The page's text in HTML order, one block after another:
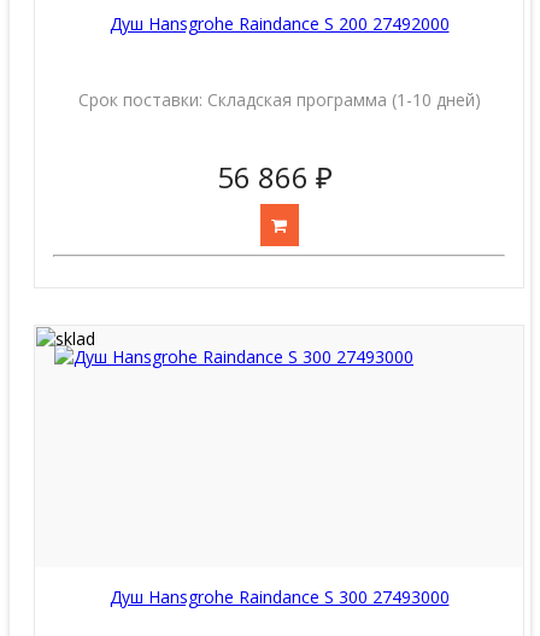
Душ Hansgrohe Raindance S 200 27492000
Срок поставки: Складская программа (1-10 дней)
56 866 ₽
Душ Hansgrohe Raindance S 300 27493000